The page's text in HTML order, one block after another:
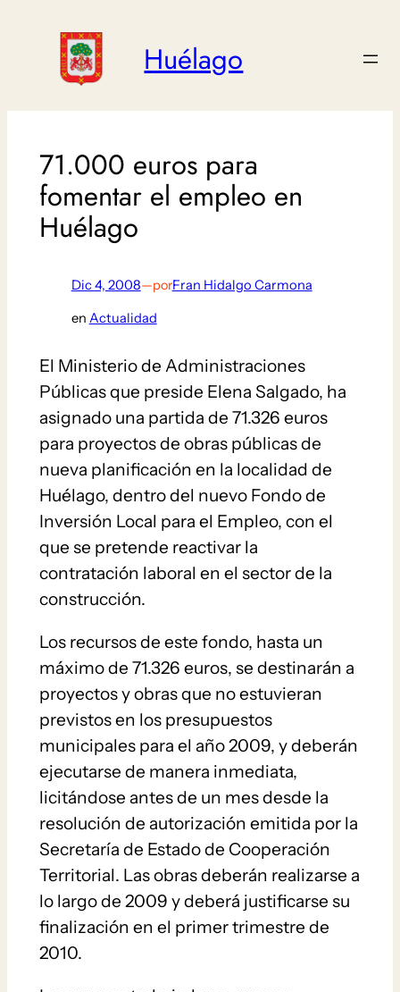
contenido
Huélago
71.000 euros para
fomentar el empleo en
Huélago
Dic 4, 2008—porFran Hidalgo Carmona
en Actualidad
El Ministerio de Administraciones
Públicas que preside Elena Salgado, ha
asignado una partida de 71.326 euros
para proyectos de obras públicas de
nueva planificación en la localidad de
Huélago, dentro del nuevo Fondo de
Inversión Local para el Empleo, con el
que se pretende reactivar la
contratación laboral en el sector de la
construcción.
Los recursos de este fondo, hasta un
máximo de 71.326 euros, se destinarán a
proyectos y obras que no estuvieran
previstos en los presupuestos
municipales para el año 2009, y deberán
ejecutarse de manera inmediata,
licitándose antes de un mes desde la
resolución de autorización emitida por la
Secretaría de Estado de Cooperación
Territorial. Las obras deberán realizarse a
lo largo de 2009 y deberá justificarse su
finalización en el primer trimestre de
2010.